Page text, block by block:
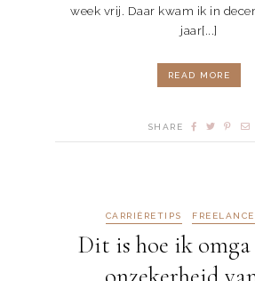
week vrij. Daar kwam ik in
jaar[...]
READ MORE
SHARE
CARRIÈRETIPS FREELANCE
Dit is hoe ik